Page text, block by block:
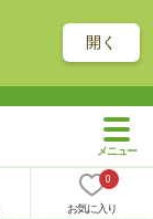
開く
0
お気に入り